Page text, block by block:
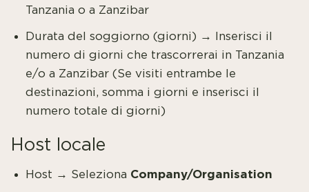
Tanzania o a Zanzibar
Durata del soggiorno (giorni) → Inserisci il
numero di giorni che trascorrerai in Tanzania
e/o a Zanzibar (Se visiti entrambe le
destinazioni, somma i giorni e inserisci il
numero totale di giorni)
Host locale
Host → Seleziona Company/Organisation